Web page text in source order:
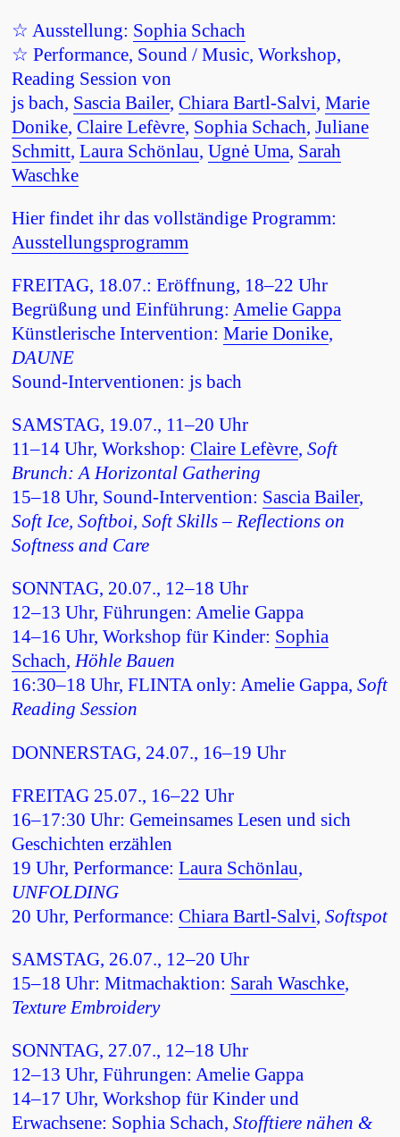
☆ Ausstellung: Sophia Schach
☆ Performance, Sound / Music, Workshop,
Reading Session von
js bach, Sascia Bailer, Chiara Bartl-Salvi, Marie
Donike, Claire Lefèvre, Sophia Schach, Juliane
Schmitt, Laura Schönlau, Ugnė Uma, Sarah
Waschke
Hier findet ihr das vollständige Programm:
Ausstellungsprogramm
FREITAG, 18.07.: Eröffnung, 18–22 Uhr
Begrüßung und Einführung: Amelie Gappa
Künstlerische Intervention: Marie Donike,
DAUNE
Sound-Interventionen: js bach
SAMSTAG, 19.07., 11–20 Uhr
11–14 Uhr, Workshop: Claire Lefèvre, Soft
Brunch: A Horizontal Gathering
15–18 Uhr, Sound-Intervention: Sascia Bailer,
Soft Ice, Softboi, Soft Skills – Reflections on
Softness and Care
SONNTAG, 20.07., 12–18 Uhr
12–13 Uhr, Führungen: Amelie Gappa
14–16 Uhr, Workshop für Kinder: Sophia
Schach,Höhle Bauen
16:30–18 Uhr, FLINTA only: Amelie Gappa, Soft
Reading Session
DONNERSTAG, 24.07., 16–19 Uhr
FREITAG 25.07., 16–22 Uhr
16–17:30 Uhr: Gemeinsames Lesen und sich
Geschichten erzählen
19 Uhr, Performance: Laura Schönlau,
UNFOLDING
20 Uhr, Performance: Chiara Bartl-Salvi, Softspot
SAMSTAG, 26.07., 12–20 Uhr
15–18 Uhr: Mitmachaktion: Sarah Waschke,
Texture Embroidery
SONNTAG, 27.07., 12–18 Uhr
12–13 Uhr, Führungen: Amelie Gappa
14–17 Uhr, Workshop für Kinder und
Erwachsene: Sophia Schach, Stofftiere nähen &